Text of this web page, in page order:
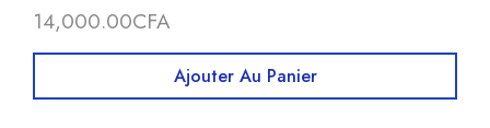
14,000.00CFA
Ajouter Au Panier